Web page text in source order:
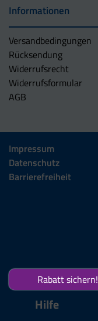
Informationen
Versandbedingungen
Rücksendung
Widerrufsrecht
Widerrufsformular
AGB
Impressum
Datenschutz
Barrierefreiheit
Rabatt sichern!
Hilfe